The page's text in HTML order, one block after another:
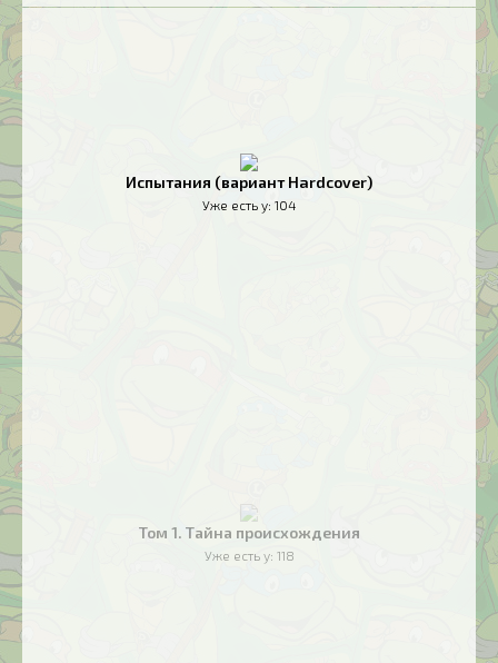
Испытания (вариант Hardcover)
Уже есть у: 104
Том 1. Тайна происхождения
Уже есть у: 118